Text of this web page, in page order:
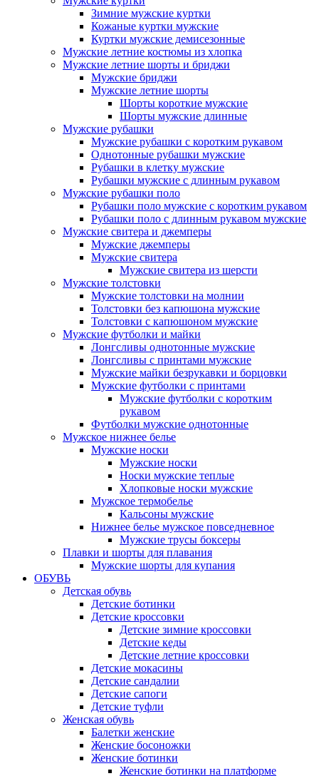
Зимние мужские куртки
Кожаные куртки мужские
Куртки мужские демисезонные
Мужские летние костюмы из хлопка
Мужские летние шорты и бриджи
Мужские бриджи
Мужские летние шорты
Шорты короткие мужские
Шорты мужские длинные
Мужские рубашки
Мужские рубашки с коротким рукавом
Однотонные рубашки мужские
Рубашки в клетку мужские
Рубашки мужские с длинным рукавом
Мужские рубашки поло
Рубашки поло мужские с коротким рукавом
Рубашки поло с длинным рукавом мужские
Мужские свитера и джемперы
Мужские джемперы
Мужские свитера
Мужские свитера из шерсти
Мужские толстовки
Мужские толстовки на молнии
Толстовки без капюшона мужские
Толстовки с капюшоном мужские
Мужские футболки и майки
Лонгсливы однотонные мужские
Лонгсливы с принтами мужские
Мужские майки безрукавки и борцовки
Мужские футболки с принтами
Мужские футболки с коротким
рукавом
Футболки мужские однотонные
Мужское нижнее белье
Мужские носки
Мужские носки
Носки мужские теплые
Хлопковые носки мужские
Мужское термобелье
Кальсоны мужские
Нижнее белье мужское повседневное
Мужские трусы боксеры
Плавки и шорты для плавания
Мужские шорты для купания
ОБУВЬ
Детская обувь
Детские ботинки
Детские кроссовки
Детские зимние кроссовки
Детские кеды
Детские летние кроссовки
Детские мокасины
Детские сандалии
Детские сапоги
Детские туфли
Женская обувь
Балетки женские
Женские босоножки
Женские ботинки
Женские ботинки на платформе